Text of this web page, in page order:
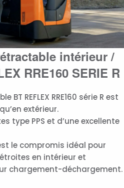
intérieur /
RRE160 SERIE R
REFLEX RRE160 série R est
extérieur.
type PPS et d’une excellente
le compromis idéal pour
en intérieur et
chargement-déchargement.